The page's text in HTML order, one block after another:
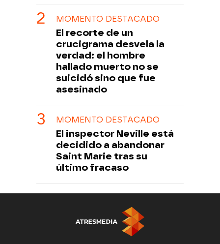
MOMENTO DESTACADO
El recorte de un
crucigrama desvela la
verdad: el hombre
hallado muerto no se
suicidó sino que fue
asesinado
MOMENTO DESTACADO
El inspector Neville está
decidido a abandonar
Saint Marie tras su
último fracaso